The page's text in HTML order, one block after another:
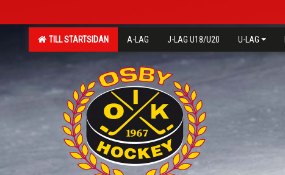
TILL STARTSIDAN A-LAG J-LAG U18/U20 U-LAG